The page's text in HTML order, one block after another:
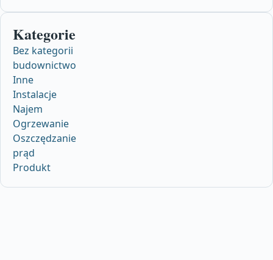
Kategorie
Bez kategorii
budownictwo
Inne
Instalacje
Najem
Ogrzewanie
Oszczędzanie
prąd
Produkt